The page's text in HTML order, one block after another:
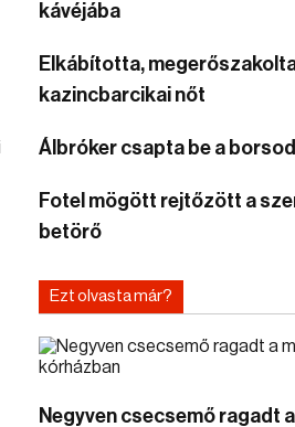
kávéjába
Elkábította,
kazincbarcikai nőt
Álbróker csapta be a
Fotel mögött rejtőzött a
betörő
Ezt olvasta már?
Negyven csecsemő ragadt a